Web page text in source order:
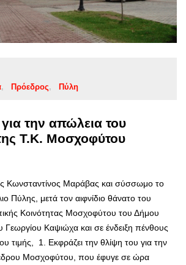
Πρόεδρος Πύλη
την απώλεια του
Τ.Κ. Μοσχοφύτου
Κωνσταντίνος Μαράβας και σύσσωμο το
Πύλης, μετά τον αιφνίδιο θάνατο του
Κοινότητας Μοσχοφύτου του Δήμου
Γεωργίου Καψιώχα και σε ένδειξη πένθους
τιμής, 1. Εκφράζει την θλίψη του για την
Μοσχοφύτου, που έφυγε σε ώρα